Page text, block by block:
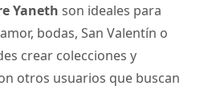
Yaneth son ideales para
bodas, San Valentín o
crear colecciones y
otros usuarios que buscan